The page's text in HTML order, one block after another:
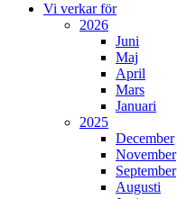
Vi verkar för
2026
Juni
Maj
April
Mars
Januari
2025
December
November
September
Augusti